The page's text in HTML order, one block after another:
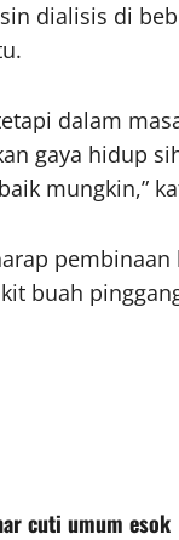
dialisis di
dalam
gaya hidup
mungkin,”
buah
cuti umum esok